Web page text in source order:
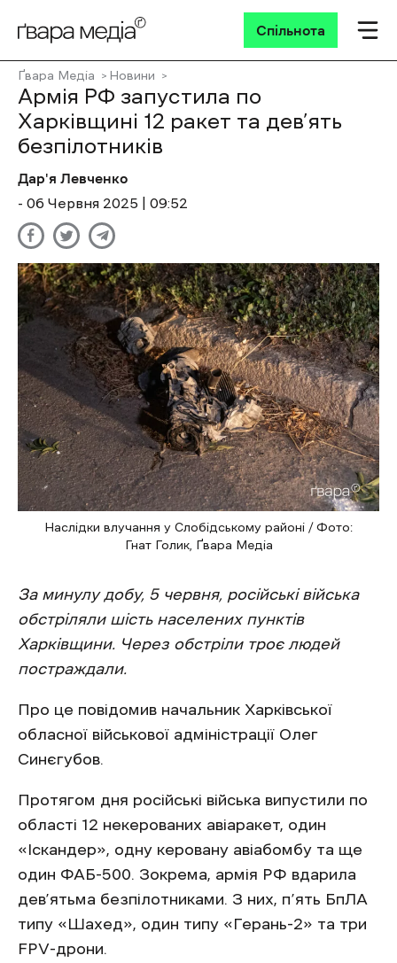
Спільнота
Ґвара Медіа Новини
Армія РФ запустила по
Харківщині 12 ракет та дев’ять
безпілотників
Дар'я Левченко
- 06 Червня 2025 | 09:52
Наслідки влучання у Слобідському районі / Фото:
Гнат Голик, Ґвара Медіа
За минулу добу, 5 червня, російські війська
обстріляли шість населених пунктів
Харківщини. Через обстріли троє людей
постраждали.
Про це повідомив начальник Харківської
обласної військової адміністрації Олег
Синєгубов.
Протягом дня російські війська випустили по
області 12 некерованих авіаракет, один
«Іскандер», одну керовану авіабомбу та ще
один ФАБ-500. Зокрема, армія РФ вдарила
дев’ятьма безпілотниками. З них, п’ять БпЛА
типу «Шахед», один типу «Герань-2» та три
FPV-дрони.